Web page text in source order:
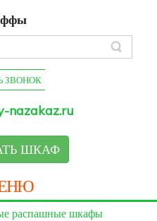
ЗВОНОК
nazakaz.ru
ШКАФ
распашные шкафы